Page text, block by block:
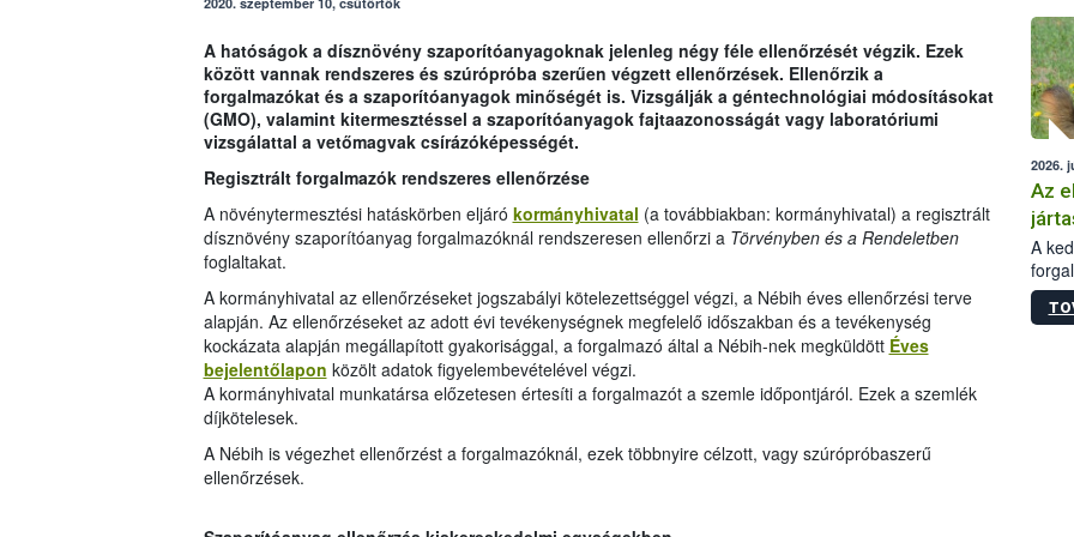
A hatóságok a dísznövény szaporítóanyagoknak jelenleg négy féle ellenőrzését végzik. Ezek
között vannak rendszeres és szúrópróba szerűen végzett ellenőrzések. Ellenőrzik a
forgalmazókat és a szaporítóanyagok minőségét is. Vizsgálják a géntechnológiai módosításokat
(GMO), valamint kitermesztéssel a szaporítóanyagok fajtaazonosságát vagy laboratóriumi
vizsgálattal a vetőmagvak csírázóképességét.
Regisztrált forgalmazók rendszeres ellenőrzése
A növénytermesztési hatáskörben eljáró kormányhivatal (a továbbiakban: kormányhivatal) a regisztrált
dísznövény szaporítóanyag forgalmazóknál rendszeresen ellenőrzi a Törvényben és a Rendeletben
foglaltakat.
A kormányhivatal az ellenőrzéseket jogszabályi kötelezettséggel végzi, a Nébih éves ellenőrzési terve
alapján. Az ellenőrzéseket az adott évi tevékenységnek megfelelő időszakban és a tevékenység
kockázata alapján megállapított gyakorisággal, a forgalmazó által a Nébih-nek megküldött Éves
bejelentőlapon közölt adatok figyelembevételével végzi.
A kormányhivatal munkatársa előzetesen értesíti a forgalmazót a szemle időpontjáról. Ezek a szemlék
díjkötelesek.
A Nébih is végezhet ellenőrzést a forgalmazóknál, ezek többnyire célzott, vagy szúrópróbaszerű
ellenőrzések.
2026.
Az
A